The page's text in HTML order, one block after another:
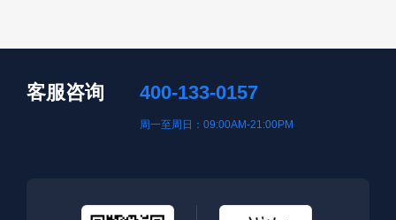
客服咨询 400-133-0157
周一至周日：09:00AM-21:00PM